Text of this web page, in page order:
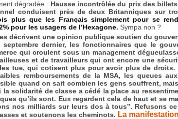
dégradée : Hausse incontrôlée du prix des
conduisent près de deux Britanniques sur
plus que les Français simplement pour se
pour les usagers de l’Hexagone. Sympa non ?
décrivent une opinion publique soutien du
dernier, les fonctionnaires que le
qui croulent sous un management
et de travailleurs qui ont encore une
tue, qui cotisent plus pour avoir plus de droits.
remboursements de la MSA, les queues
quand on sait combien les gens souffrent,
solidarité de classe a cédé la place au
qu’ils sont. Eux regardent cela de haut et se
nos milliards sur leurs dos à tous”. Refusons
et soutenons les cheminots. La